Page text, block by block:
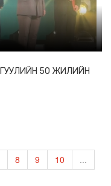
50 ЖИЛИЙН
8 9 10
...